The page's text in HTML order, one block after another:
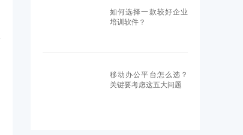
如何选择一款较好企业
培训软件？
移动办公平台怎么选？
关键要考虑这五大问题